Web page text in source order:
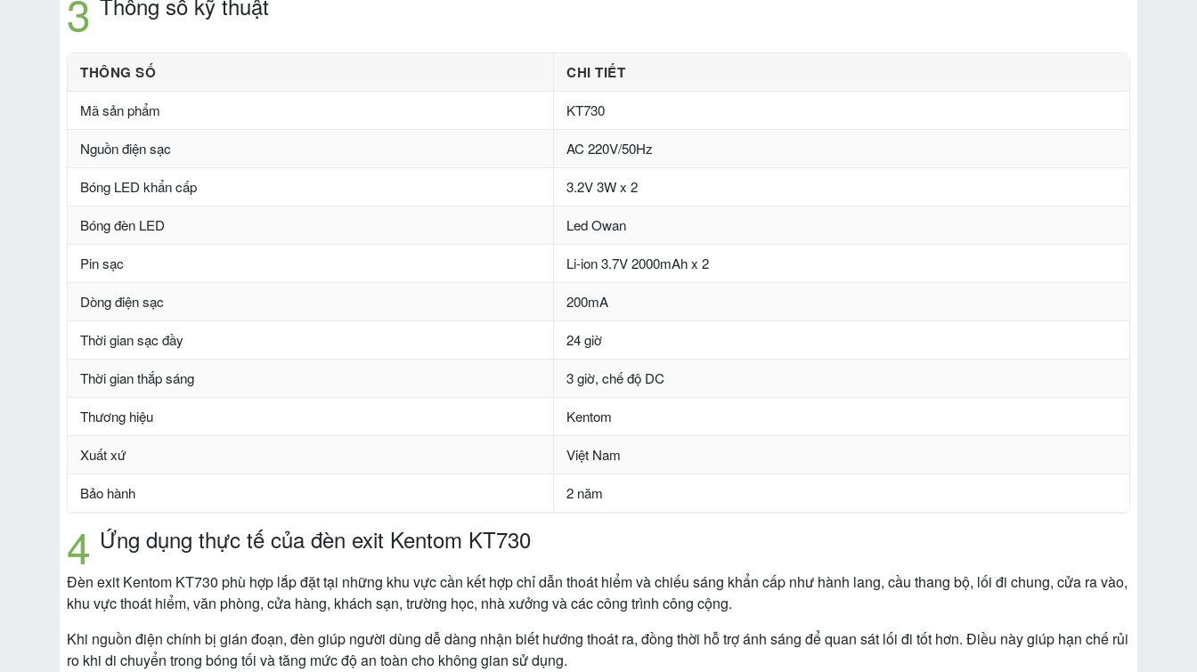
THÔNG SỐ CHI TIẾT
Mã sản phẩm KT730
Nguồn điện sạc AC 220V/50Hz
Bóng LED khẩn cấp 3.2V 3W x 2
Bóng đèn LED Led Owan
Pin sạc Li-ion 3.7V 2000mAh x 2
Dòng điện sạc 200mA
Thời gian sạc đầy 24 giờ
Thời gian thắp sáng 3 giờ, chế độ DC
Thương hiệu Kentom
Xuất xứ Việt Nam
Bảo hành 2 năm
Ứng dụng thực tế của đèn exit Kentom KT730
Đèn exit Kentom KT730 phù hợp lắp đặt tại những khu vực cần kết hợp chỉ dẫn thoát hiểm và chiếu sáng khẩn cấp như hành lang, cầu thang bộ, lối đi chung, cửa ra vào,
khu vực thoát hiểm, văn phòng, cửa hàng, khách sạn, trường học, nhà xưởng và các công trình công cộng.
Khi nguồn điện chính bị gián đoạn, đèn giúp người dùng dễ dàng nhận biết hướng thoát ra, đồng thời hỗ trợ ánh sáng để quan sát lối đi tốt hơn. Điều này giúp hạn chế rủi
ro khi di chuyển trong bóng tối và tăng mức độ an toàn cho không gian sử dụng.